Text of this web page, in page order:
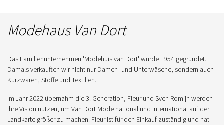
Modehaus Van Dort
Das Familienunternehmen 'Modehuis van Dort' wurde 1954 gegründet.
Damals verkauften wir nicht nur Damen- und Unterwäsche, sondern auch
Kurzwaren, Stoffe und Textilien.
Im Jahr 2022 übernahm die 3. Generation, Fleur und Sven Romijn werden
ihre Vision nutzen, um Van Dort Mode national und international auf der
Landkarte größer zu machen. Fleur ist für den Einkauf zuständig und hat